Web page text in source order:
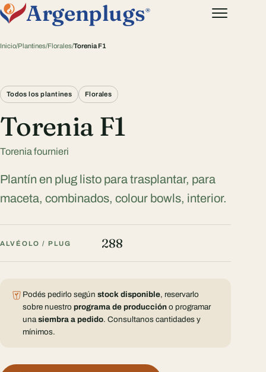
Argenplugs®
Inicio/Plantines/Florales/Torenia F1
Todos los plantines Florales
Torenia F1
Torenia fournieri
Plantín en plug listo para trasplantar, para
maceta, combinados, colour bowls, interior.
ALVÉOLO / PLUG 288
Podés pedirlo según stock disponible, reservarlo
sobre nuestro programa de produccióno programar
una siembra a pedido. Consultanos cantidades y
mínimos.